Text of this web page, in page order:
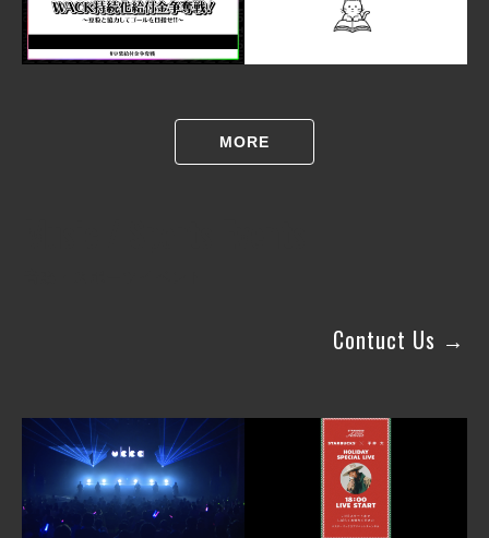
MORE
Contuct Us →